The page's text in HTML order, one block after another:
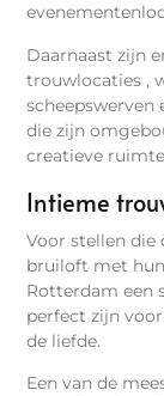
Daarnaast zijn
trouwlocaties ,
scheepswerven
die zijn
creatieve
Intieme
Voor stellen die
bruiloft met
Rotterdam een
perfect zijn
de liefde.
Een van de